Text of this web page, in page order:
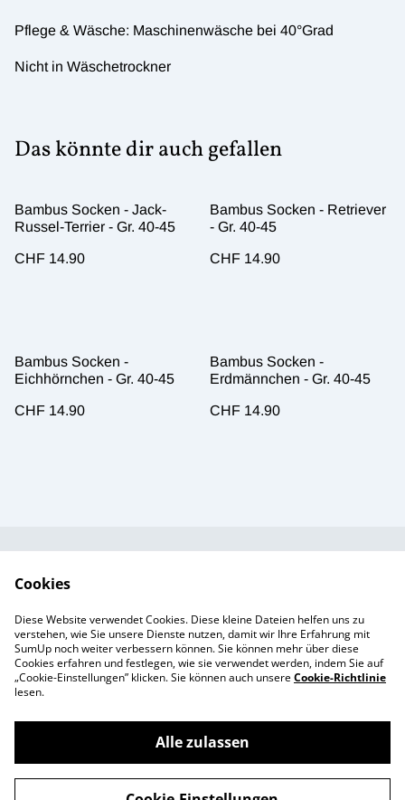
Pflege & Wäsche: Maschinenwäsche bei 40°Grad
Nicht in Wäschetrockner
Das könnte dir auch gefallen
Bambus Socken - Jack-
Russel-Terrier - Gr. 40-45
CHF 14.90
Bambus Socken - Retriever
- Gr. 40-45
CHF 14.90
Bambus Socken -
Eichhörnchen - Gr. 40-45
CHF 14.90
Bambus Socken -
Erdmännchen - Gr. 40-45
CHF 14.90
Öffnungszeiten
Impressum
Cookie-Richtlinie
Produkte
Cookies
Diese Website verwendet Cookies. Diese kleine Dateien helfen uns zu
verstehen, wie Sie unsere Dienste nutzen, damit wir Ihre Erfahrung mit
SumUp noch weiter verbessern können. Sie können mehr über diese
Cookies erfahren und festlegen, wie sie verwendet werden, indem Sie auf
„Cookie-Einstellungen” klicken. Sie können auch unsereCookie-Richtlinie
lesen.
Alle zulassen